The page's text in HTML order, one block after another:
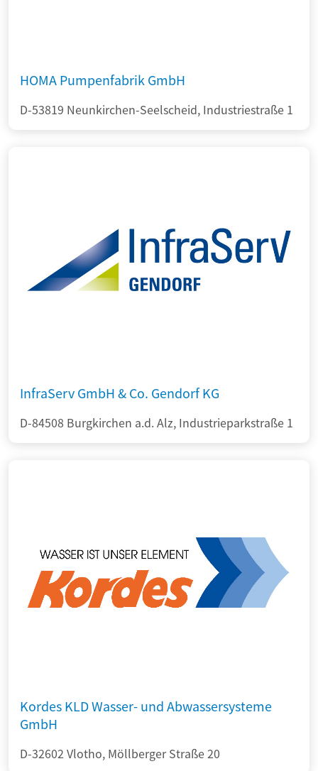
HOMA Pumpenfabrik GmbH
D-53819 Neunkirchen-Seelscheid, Industriestraße 1
InfraServ GmbH & Co. Gendorf KG
D-84508 Burgkirchen a.d. Alz, Industrieparkstraße 1
Kordes KLD Wasser- und Abwassersysteme
GmbH
D-32602 Vlotho, Möllberger Straße 20